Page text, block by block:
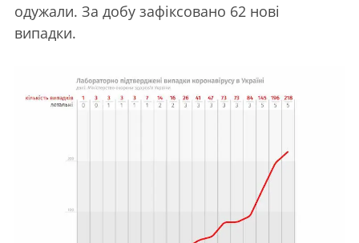
одужали. За добу зафіксовано 62 нові
випадки.